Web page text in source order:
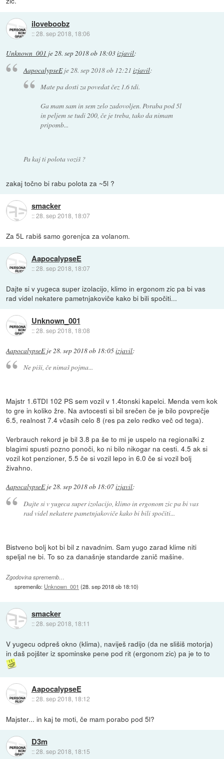
iloveboobz
::28. sep 2018, 18:06
Unknown_001 je28. sep 2018 ob 18:03izjavil:
AapocalypseEje28. sep 2018 ob 12:21 izjavil:
Mate pa dosti za povedat čez 1.6 tdi.
Ga mam sam in sem zelo zadovoljen. Poraba pod 5l
in peljem se tudi 200, če je treba, tako da nimam
pripomb...
Pa kaj ti polota voziš ?
zakaj točno bi rabu polota za ~5l ?
smacker
::28. sep 2018, 18:07
Za 5L rabiš samo gorenjca za volanom.
AapocalypseE
::28. sep 2018, 18:07
Dajte si v yugeca super izolacijo, klimo in ergonom zic pa bi vas
rad videl nekatere pametnjakoviče kako bi bili spočiti...
Unknown_001
::28. sep 2018, 18:08
AapocalypseEje28. sep 2018 ob 18:05izjavil:
Ne piši, če nimaš pojma...
Majstr 1.6TDI 102 PS sem vozil v 1.4tonski kapelci. Menda vem kok
to gre in koliko žre. Na avtocesti si bil srečen če je bilo povprečje
6.5, realnost 7.4 včasih celo 8 (res pa zelo redko več od tega).
Verbrauch rekord je bil 3.8 pa še to mi je uspelo na regionalki z
blagimi spusti pozno ponoči, ko ni bilo nikogar na cesti. 4.5 ak si
vozil kot penzioner, 5.5 če si vozil lepo in 6.0 če si vozil bolj
živahno.
AapocalypseEje28. sep 2018 ob 18:07izjavil:
Dajte si v yugeca super izolacijo, klimo in ergonom zic pa bi vas
rad videl nekatere pametnjakoviče kako bi bili spočiti...
Bistveno bolj kot bi bil z navadnim. Sam yugo zarad klime niti
speljal ne bi. To so za današnje standarde zanič mašine.
Zgodovina sprememb…
spremenilo: Unknown_001 (28. sep 2018 ob 18:10)
smacker
::28. sep 2018, 18:11
V yugecu odpreš okno (klima), naviješ radijo (da ne slišiš motorja)
in daš pojšter iz spominske pene pod rit (ergonom zic) pa je to to
AapocalypseE
::28. sep 2018, 18:12
Majster... in kaj te moti, če mam porabo pod 5l?
D3m
::28. sep 2018, 18:15